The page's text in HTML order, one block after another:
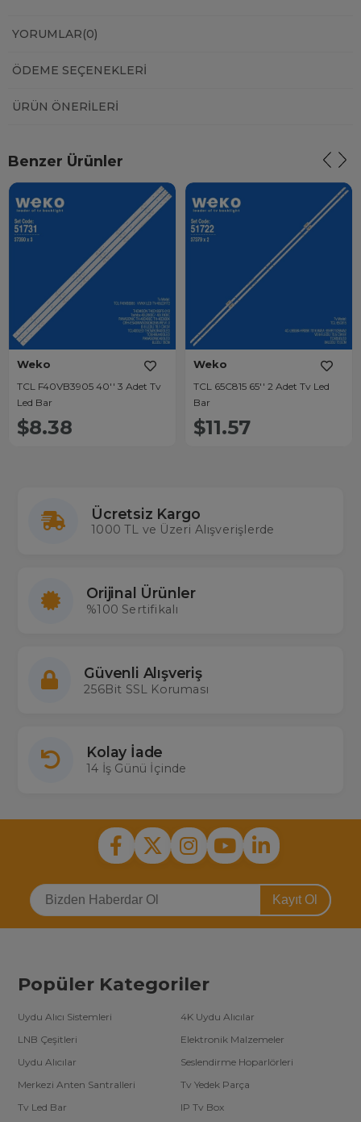
YORUMLAR(0)
ÖDEME SEÇENEKLERI
ÜRÜN ÖNERILERI
Benzer Ürünler
Weko
TCL F40VB3905 40'' 3 Adet Tv
Led Bar
$8.38
Weko
TCL 65C815 65'' 2 Adet Tv Led
Bar
$11.57
Ücretsiz Kargo
1000 TL ve Üzeri Alışverişlerde
Orijinal Ürünler
%100 Sertifikalı
Güvenli Alışveriş
256Bit SSL Koruması
Kolay İade
14 İş Günü İçinde
Kayıt Ol
Popüler Kategoriler
Uydu Alıcı Sistemleri
4K Uydu Alıcılar
LNB Çeşitleri
Elektronik Malzemeler
Uydu Alıcılar
Seslendirme Hoparlörleri
Merkezi Anten Santralleri
Tv Yedek Parça
Tv Led Bar
IP Tv Box